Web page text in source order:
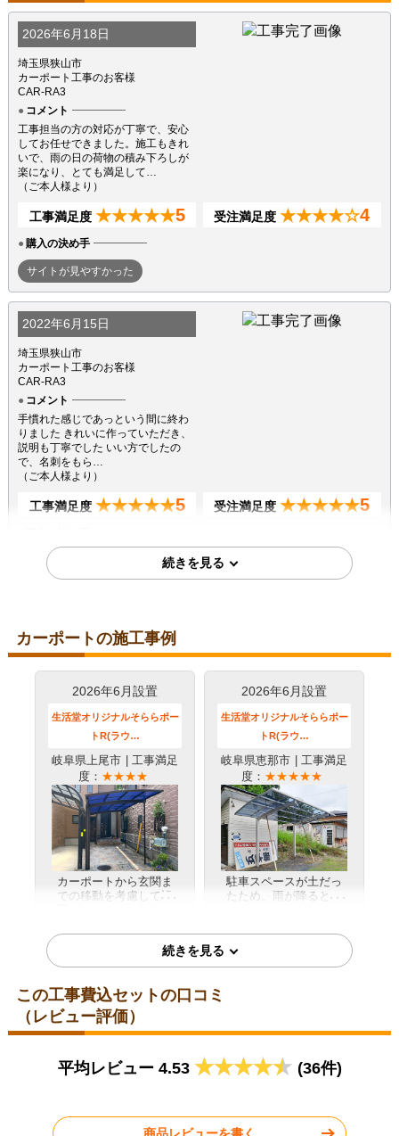
2026年6月18日
埼玉県狭山市
カーポート工事のお客様
CAR-RA3
コメント
工事担当の方の対応が丁寧で、安心
してお任せできました。施工もきれ
いで、雨の日の荷物の積み下ろしが
楽になり、とても満足して…
（ご本人様より）
工事満足度 ★★★★★5 受注満足度 ★★★★☆4
購入の決め手
サイトが見やすかった
2022年6月15日
埼玉県狭山市
カーポート工事のお客様
CAR-RA3
コメント
手慣れた感じであっという間に終わ
りました きれいに作っていただき、
説明も丁寧でした いい方でしたの
で、名刺をもら…
（ご本人様より）
工事満足度 ★★★★★5 受注満足度 ★★★★★5
商品選定がしやすかった 価格が安かった
2022年6月14日
価格と機能性のバランスが良い商
品。車の駐車以外にも色々活用でき
（ご本人様より）
工事満足度 ★★★★★5 受注満足度 ★★★★☆
お客様の声をもっと見る
カーポートの施工事例
2026年6月設置
生活堂オリジナルそららポー
トR(ラウ…
岐阜県上尾市
| 工事満足
度： ★★★★
カーポートから玄関ま
での移動を考慮して設
しやすくなり、以前よ
り快適に出入りできる
ようになりました。
2026年6月設置
生活堂オリジナルそららポー
トR(ラウ…
岐阜県恵那市
| 工事満足
度： ★★★★★
駐車スペースが土だっ
たため、雨が降るとぬ
したことで、とても快
適になりました。
2026年6月設置
生活堂オリジナルそららポー
トR(ラウ…
度：★★★★
トR(ラウ…
兵庫県明石市
度： ★★★★
この工事費込セットの口コミ
（レビュー評価）
平均レビュー 4.53 (36件)
商品レビューを書く